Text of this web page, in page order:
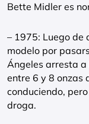
Bette Midler es
– 1975: Luego de
modelo por
Ángeles arresta a
entre 6 y 8 onzas
conduciendo,
droga.